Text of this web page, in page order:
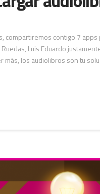
compartiremos contigo 7
Luis Eduardo
los audiolibros son tu